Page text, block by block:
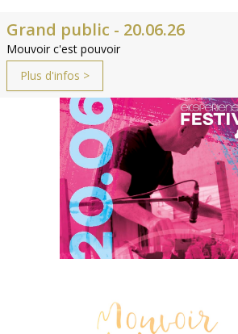
Grand public - 20.06.26
Mouvoir c'est pouvoir
Plus d'infos >